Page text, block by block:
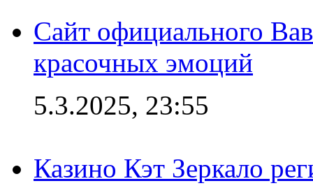
Сайт официального
красочных эмоций
5.3.2025, 23:55
Казино Кэт Зеркало